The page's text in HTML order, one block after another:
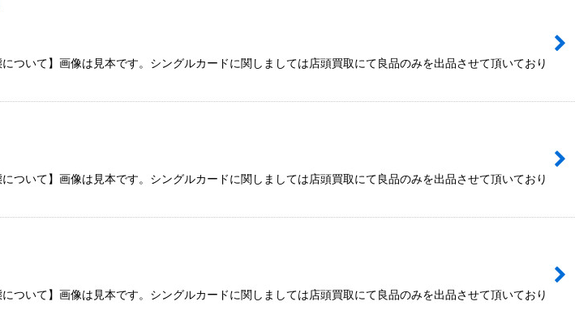
ついて】画像は見本です。シングルカードに関しましては店頭買取にて良品のみを出品させて頂いており
ついて】画像は見本です。シングルカードに関しましては店頭買取にて良品のみを出品させて頂いており
ついて】画像は見本です。シングルカードに関しましては店頭買取にて良品のみを出品させて頂いており